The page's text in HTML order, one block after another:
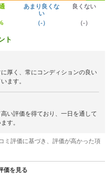
あまり良くな
い
良くない
（-） （-）
ト
厚く、常にコンディションの良い
ます。
い評価を得ており、一日を通して
す。
ミ評価に基づき、評価が高かった項
価を見る